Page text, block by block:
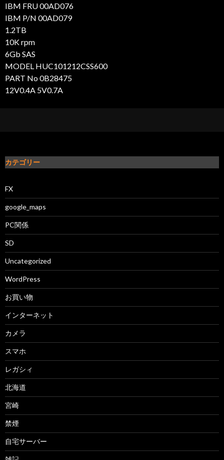
IBM FRU 00AD076
IBM P/N 00AD079
1.2TB
10K rpm
6Gb SAS
MODEL HUC101212CSS600
PART No 0B28475
12V0.4A 5V0.7A
カテゴリー
FX
google_maps
PC関係
SD
Uncategorized
WordPress
お買い物
インターネット
カメラ
スマホ
レガシィ
北海道
宮崎
禁煙
自宅サーバー